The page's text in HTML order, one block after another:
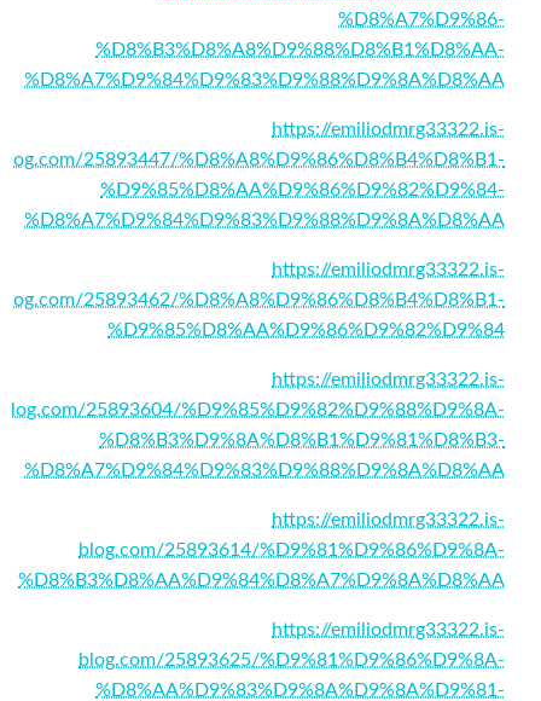
%D8%A7%D9%86-
%D8%B3%D8%A8%D9%88%D8%B1%D8%AA-
%D8%A7%D9%84%D9%83%D9%88%D9%8A%D8%AA
https://emiliodmrg33322.is-
25893447/%D8%A8%D9%86%D8%B4%D8%B1-
%D9%85%D8%AA%D9%86%D9%82%D9%84-
%D8%A7%D9%84%D9%83%D9%88%D9%8A%D8%AA
https://emiliodmrg33322.is-
25893462/%D8%A8%D9%86%D8%B4%D8%B1-
%D9%85%D8%AA%D9%86%D9%82%D9%84
https://emiliodmrg33322.is-
blog.com/25893604/%D9%85%D9%82%D9%88%D9%8A-
%D8%B3%D9%8A%D8%B1%D9%81%D8%B3-
%D8%A7%D9%84%D9%83%D9%88%D9%8A%D8%AA
https://emiliodmrg33322.is-
blog.com/25893614/%D9%81%D9%86%D9%8A-
%D8%B3%D8%AA%D9%84%D8%A7%D9%8A%D8%AA
https://emiliodmrg33322.is-
blog.com/25893625/%D9%81%D9%86%D9%8A-
%D8%AA%D9%83%D9%8A%D9%8A%D9%81-